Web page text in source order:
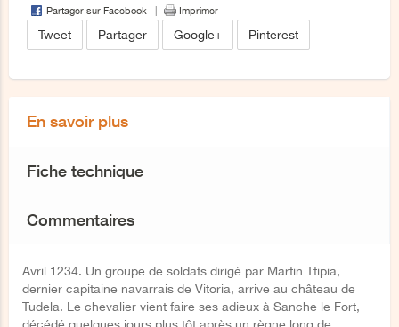
Partager sur Facebook Imprimer
Tweet Partager Google+ Pinterest
En savoir plus
Fiche technique
Commentaires
Avril 1234. Un groupe de soldats dirigé par Martin Ttipia,
dernier capitaine navarrais de Vitoria, arrive au château de
Tudela. Le chevalier vient faire ses adieux à Sanche le Fort,